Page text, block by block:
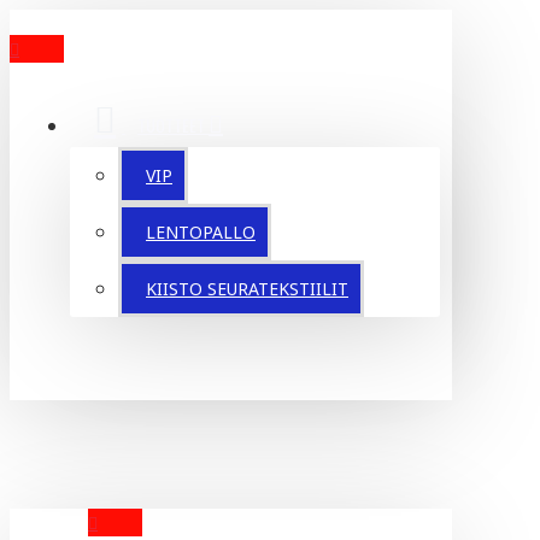
VIP
LENTOPALLO
KIISTO SEURATEKSTIILIT